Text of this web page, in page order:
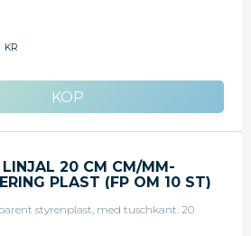
KR
LINJAL 20 CM CM/MM-
PLAST (FP OM 10 ST)
styrenplast, med tuschkant. 20